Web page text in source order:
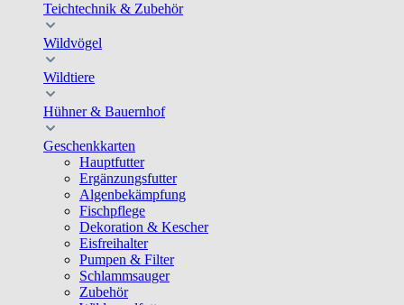
Teichtechnik & Zubehör
Wildvögel
Wildtiere
Hühner & Bauernhof
Geschenkkarten
Hauptfutter
Ergänzungsfutter
Algenbekämpfung
Fischpflege
Dekoration & Kescher
Eisfreihalter
Pumpen & Filter
Schlammsauger
Zubehör